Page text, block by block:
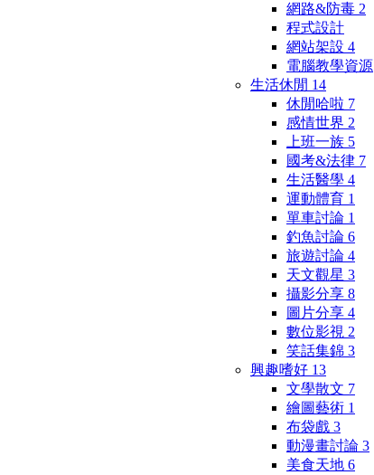
網路&防毒 2
程式設計
網站架設 4
電腦教學資源
生活休閒 14
休閒哈啦 7
感情世界 2
上班一族 5
國考&法律 7
生活醫學 4
運動體育 1
單車討論 1
釣魚討論 6
旅遊討論 4
天文觀星 3
攝影分享 8
圖片分享 4
數位影視 2
笑話集錦 3
興趣嗜好 13
文學散文 7
繪圖藝術 1
布袋戲 3
動漫畫討論 3
美食天地 6